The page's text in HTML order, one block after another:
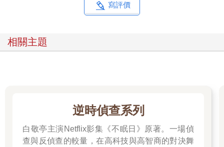
寫評價
相關主題
逆時偵查系列
白敬亭主演Netflix影集《不眠日》原著。一場偵
查與反偵查的較量，在高科技與高智商的對決舞